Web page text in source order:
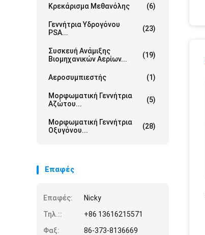
Κρεκάρισμα Μεθανόλης (6)
Γεννήτρια Υδρογόνου
PSA...
(23)
Συσκευή Ανάμιξης
Βιομηχανικών Αερίων...
(19)
Αεροσυμπιεστής (1)
Μορφωματική Γεννήτρια
Αζώτου...
(5)
Μορφωματική Γεννήτρια
Οξυγόνου...
(28)
Επαφές
Επαφές:
Nicky
Τηλ.::
+86 13616215571
Φαξ:
86-373-8136669